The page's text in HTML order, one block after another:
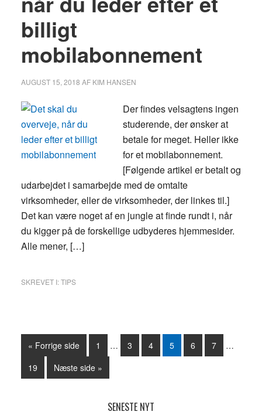
billigt
mobilabonnement
AUGUST 15, 2018 AF KIM HANSEN
Der findes velsagtens ingen
studerende, der ønsker at
betale for meget. Heller ikke
for et mobilabonnement.
[Følgende artikel er betalt og
udarbejdet i samarbejde med de omtalte
virksomheder, eller de virksomheder, der linkes til.]
Det kan være noget af en jungle at finde rundt i, når
du kigger på de forskellige udbyderes hjemmesider.
Alle mener, […]
SKREVET I:TIPS
« Forrige side Side
1 … Side
3 Side
4 Side
5 Side
6 Side
7
…
Side
19 Næste side »
SENESTE NYT